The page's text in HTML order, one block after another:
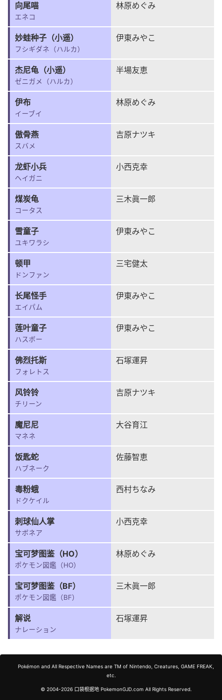
向尾喵
エネコ
林原めぐみ
妙蛙种子（小遥）
フシギダネ（ハルカ）
伊東みやこ
杰尼龟（小遥）
ゼニガメ（ハルカ）
半場友恵
伊布
イーブイ
林原めぐみ
傲骨燕
スバメ
吉原ナツキ
龙虾小兵
ヘイガニ
小西克幸
煤炭龟
コータス
三木眞一郎
雪童子
ユキワラシ
伊東みやこ
顿甲
ドンファン
三宅健太
长尾怪手
エイパム
伊東みやこ
莲叶童子
ハスボー
伊東みやこ
佛烈托斯
フォレトス
石塚運昇
风铃铃
チリーン
吉原ナツキ
魔尼尼
マネネ
大谷育江
饭匙蛇
ハブネーク
佐藤智恵
毒粉蛾
ドクケイル
西村ちなみ
刺球仙人掌
サボネア
小西克幸
宝可梦图鉴（HO）
ポケモン図鑑（HO）
林原めぐみ
宝可梦图鉴（BF）
ポケモン図鑑（BF）
三木眞一郎
解说
ナレーション
石塚運昇
Pokémon and All Respective Names are TM of Nintendo, Creatures, GAME FREAK,
etc.
© 2004-2026 口袋根据地 PokemonGJD.com All Rights Reserved.